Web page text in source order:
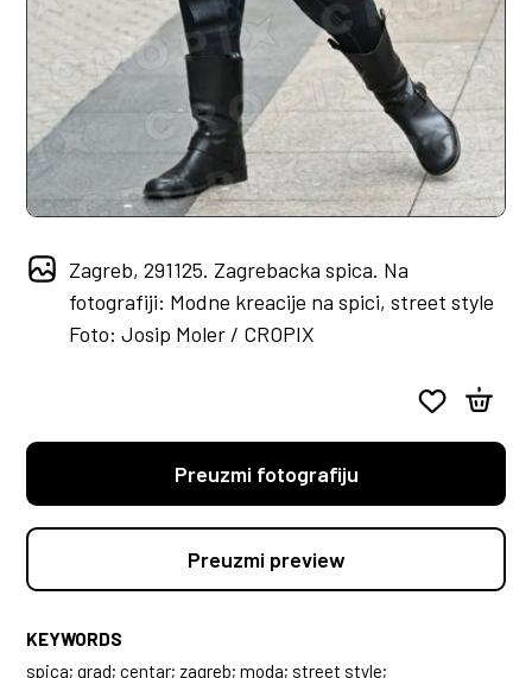
Zagreb, 291125. Zagrebacka spica. Na
fotografiji: Modne kreacije na spici, street style
Foto: Josip Moler / CROPIX
Preuzmi fotografiju
Preuzmi preview
KEYWORDS
spica; grad; centar; zagreb; moda; street style;